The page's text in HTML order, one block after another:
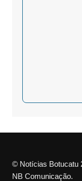
© Notícias Botucatu
NB Comunicação.